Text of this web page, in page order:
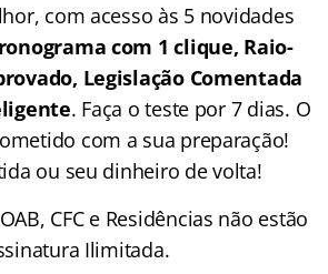
com acesso às 5 novidades
com 1 clique, Raio-
Legislação Comentada
. Faça o teste por 7 dias. O
com a sua preparação!
ou seu dinheiro de volta!
CFC e Residências não estão
Ilimitada.